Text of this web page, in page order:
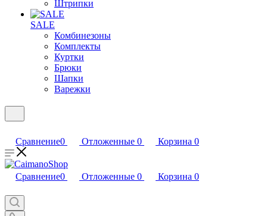
Штрипки
SALE
Комбинезоны
Комплекты
Куртки
Брюки
Шапки
Варежки
Сравнение0 Отложенные 0 Корзина 0
Сравнение0 Отложенные 0 Корзина 0